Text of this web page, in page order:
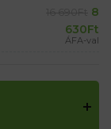
8
630Ft
ÁFA-val